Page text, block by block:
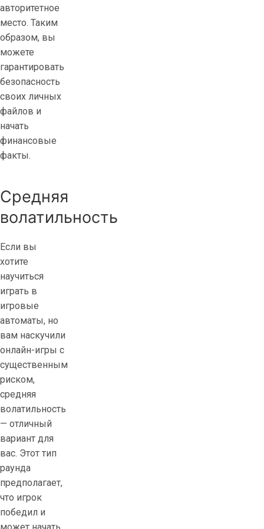
авторитетное
место. Таким
образом, вы
можете
гарантировать
безопасность
своих личных
файлов и
начать
финансовые
факты.
Средняя
волатильность
Если вы
хотите
научиться
играть в
игровые
автоматы, но
вам наскучили
онлайн-игры с
существенным
риском,
средняя
волатильность
— отличный
вариант для
вас. Этот тип
раунда
предполагает,
что игрок
победил и